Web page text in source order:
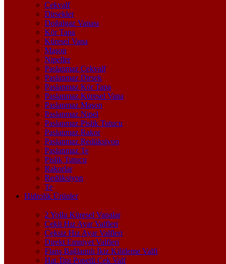
Çekvalf
Dirsekler
Doğalgaz Vanası
Kör Tapa
Küresel Vana
Maşon
Nipeller
Paslanmaz Çekvalf
Paslanmaz Dirsek
Paslanmaz Kör Tapa
Paslanmaz Küresel Vana
Paslanmaz Maşon
Paslanmaz Nipel
Paslanmaz Pislik Tutucu
Paslanmaz Rakor
Paslanmaz Redüksiyon
Paslanmaz Te
Pislik Tutucu
Rakorlar
Redüksiyon
Te
Hidrolik Ürünler
2 Yollu Küresel Vanalar
Çekli Hız Ayar Valfleri
Çeksiz Hız Ayar Valfleri
Direkt Emniyet Valfleri
Flanş Bağlantılı İkiz Kilitleme Valfi
Hat Tipi Popetli Çek Valf